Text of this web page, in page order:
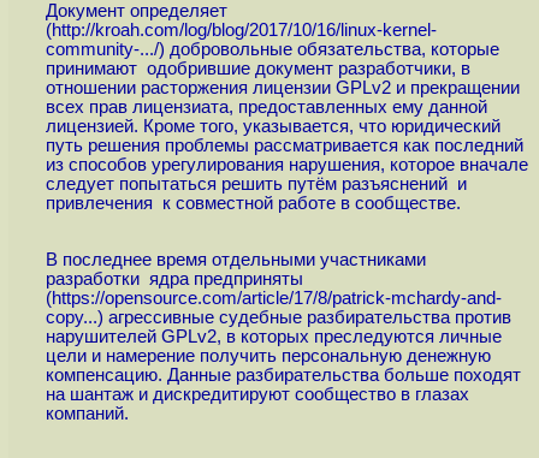
Документ определяет
(http://kroah.com/log/blog/2017/10/16/linux-kernel-
community-.../) добровольные обязательства, которые
принимают одобрившие документ разработчики, в
отношении расторжения лицензии GPLv2 и прекращении
всех прав лицензиата, предоставленных ему данной
лицензией. Кроме того, указывается, что юридический
путь решения проблемы рассматривается как последний
из способов урегулирования нарушения, которое вначале
следует попытаться решить путём разъяснений и
привлечения к совместной работе в сообществе.
В последнее время отдельными участниками
разработки ядра предприняты
(https://opensource.com/article/17/8/patrick-mchardy-and-
copy...) агрессивные судебные разбирательства против
нарушителей GPLv2, в которых преследуются личные
цели и намерение получить персональную денежную
компенсацию. Данные разбирательства больше походят
на шантаж и дискредитируют сообщество в глазах
компаний.